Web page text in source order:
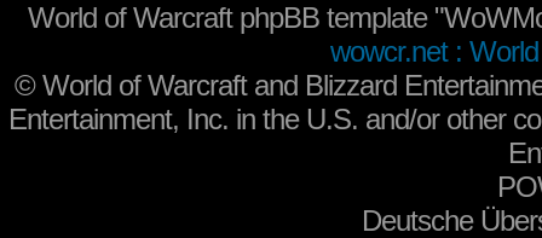
World of Warcraft phpBB template
wowcr.net :
©World of Warcraft and Blizzard
Entertainment, Inc. in the U.S. and/or other
Deutsche